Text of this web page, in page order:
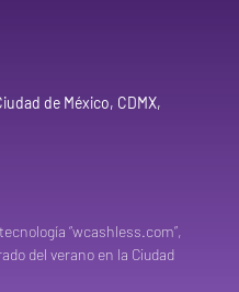
de México, CDMX,
“wcashless.com”,
del verano en la Ciudad